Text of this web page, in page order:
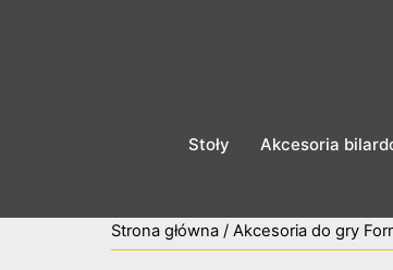
Stoły Akcesoria
Strona główna / Akcesoria do gry